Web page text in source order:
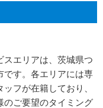
スエリアは、茨城県つ
です。各エリアには専
ッフが在籍しており、
のご要望のタイミング